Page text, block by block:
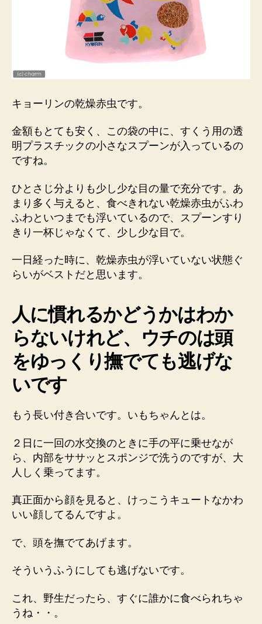
キョーリンの乾燥赤虫です。
金額もとても安く、この袋の中に、すくう用の透
明プラスチックの小さなスプーンが入っているの
ですね。
ひとさじ分よりも少し少な目の量で充分です。あ
まり多く与えると、食べきれない乾燥赤虫がふわ
ふわといつまでも浮いているので、スプーンすり
きり一杯じゃなくて、少し少な目で。
一日経った時に、乾燥赤虫が浮いていない状態ぐ
らいがベストだと思います。
人に慣れるかどうかはわか
らないけれど、ウチのは頭
をゆっくり撫でても逃げな
いです
もう長い付き合いです。いもちゃんとは。
２日に一回の水交換のときに手の平に乗せなが
ら、内部をササッとスポンジで洗うのですが、大
人しく乗ってます。
真正面から顔を見ると、けっこうキュートなかわ
いい顔してるんですよ。
で、頭を撫でてあげます。
そういうふうにしても逃げないです。
これ、野生だったら、すぐに誰かに食べられちゃ
うね・・。